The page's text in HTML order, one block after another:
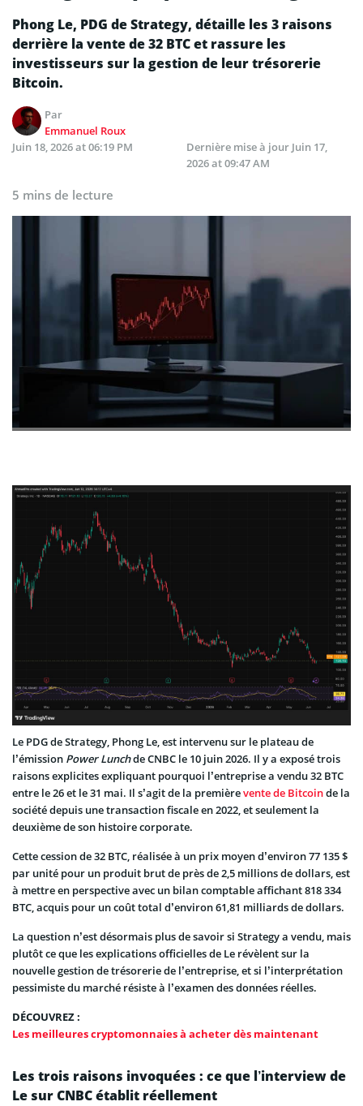
Phong Le, PDG de Strategy, détaille les 3 raisons
derrière la vente de 32 BTC et rassure les
investisseurs sur la gestion de leur trésorerie
Bitcoin.
Par
Emmanuel Roux
Juin 18, 2026 at 06:19 PM
Dernière mise à jour Juin 17,
2026 at 09:47 AM
5 mins de lecture
Le PDG de Strategy, Phong Le, est intervenu sur le plateau de
l’émission Power Lunchde CNBC le 10 juin 2026. Il y a exposé trois
raisons explicites expliquant pourquoi l’entreprise a vendu 32 BTC
entre le 26 et le 31 mai. Il s’agit de la premièrevente de Bitcoinde la
société depuis une transaction fiscale en 2022, et seulement la
deuxième de son histoire corporate.
Cette cession de 32 BTC, réalisée à un prix moyen d’environ 77 135 $
par unité pour un produit brut de près de 2,5 millions de dollars, est
à mettre en perspective avec un bilan comptable affichant 818 334
BTC, acquis pour un coût total d’environ 61,81 milliards de dollars.
La question n’est désormais plus de savoir si Strategy a vendu, mais
plutôt ce que les explications officielles de Le révèlent sur la
nouvelle gestion de trésorerie de l’entreprise, et si l’interprétation
pessimiste du marché résiste à l’examen des données réelles.
DÉCOUVREZ :
Les meilleures cryptomonnaies à acheter dès maintenant
Les trois raisons invoquées : ce que l’interview de
Le sur CNBC établit réellement